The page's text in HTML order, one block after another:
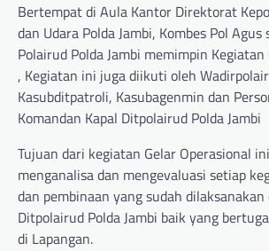
Bertempat di Aula Kantor Direktorat
dan Udara Polda Jambi, Kombes Pol
Polairud Polda Jambi memimpin
, Kegiatan ini juga diikuti oleh
Kasubditpatroli, Kasubagenmin dan
Komandan Kapal Ditpolairud Polda Jambi
Tujuan dari kegiatan Gelar Operasional
menganalisa dan mengevaluasi setiap
dan pembinaan yang sudah dilaksanakan
Ditpolairud Polda Jambi baik yang
di Lapangan.